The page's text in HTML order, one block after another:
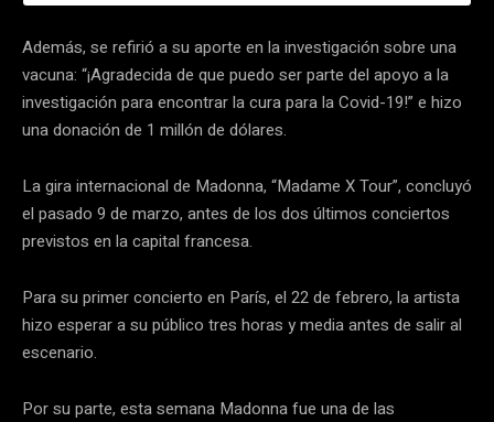
Además, se refirió a su aporte en la investigación sobre una
vacuna: “¡Agradecida de que puedo ser parte del apoyo a la
investigación para encontrar la cura para la Covid-19!” e hizo
una donación de 1 millón de dólares.
La gira internacional de Madonna, “Madame X Tour”, concluyó
el pasado 9 de marzo, antes de los dos últimos conciertos
previstos en la capital francesa.
Para su primer concierto en París, el 22 de febrero, la artista
hizo esperar a su público tres horas y media antes de salir al
escenario.
Por su parte, esta semana Madonna fue una de las